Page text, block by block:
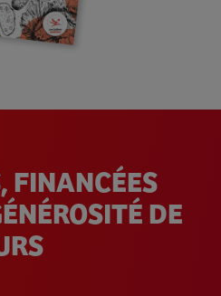
FINANCÉES
DE